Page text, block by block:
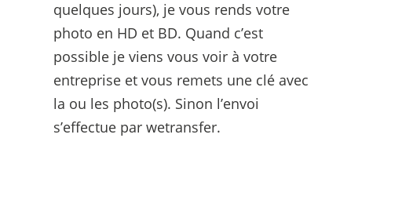
quelques jours), je vous rends votre
photo en HD et BD. Quand c’est
possible je viens vous voir à votre
entreprise et vous remets une clé avec
la ou les photo(s). Sinon l’envoi
s’effectue par wetransfer.